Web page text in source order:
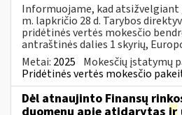
Informuojame, kad atsižvelgiant
m. lapkričio 28 d. Tarybos
pridėtinės vertės mokesčio
antraštinės dalies 1 skyrių,
Metai: 2025 Mokesčių įstatymų
Pridėtinės vertės mokesčio
Dėl atnaujinto Finansų
duomenų apie atidarytas ir